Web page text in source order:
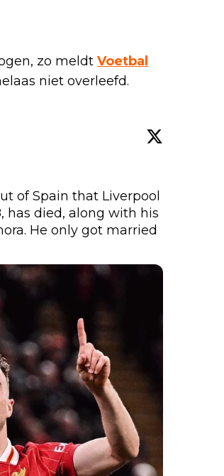
zo meldt Voetbal
niet overleefd.
of Spain that Liverpool
has died, along with his
He only got married